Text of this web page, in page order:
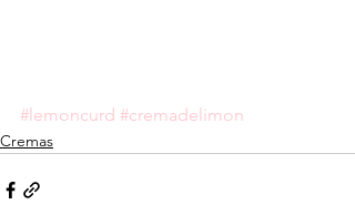
#lemoncurd #cremadelimon
Cremas